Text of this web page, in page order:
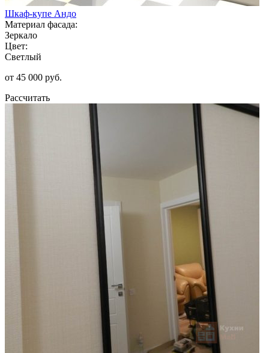
Шкаф-купе Андо
Материал фасада:
Зеркало
Цвет:
Светлый
от 45 000 руб.
Рассчитать